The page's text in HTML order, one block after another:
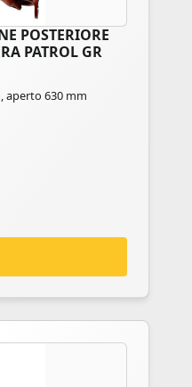
POSTERIORE
PATROL GR
aperto 630 mm